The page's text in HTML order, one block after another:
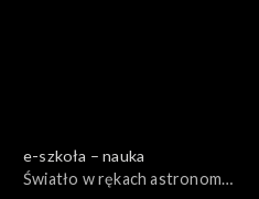
e-szkoła – nauka
Światło w rękach astronoma,